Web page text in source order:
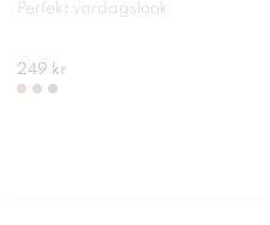
Perfekt vardagslook
249 kr